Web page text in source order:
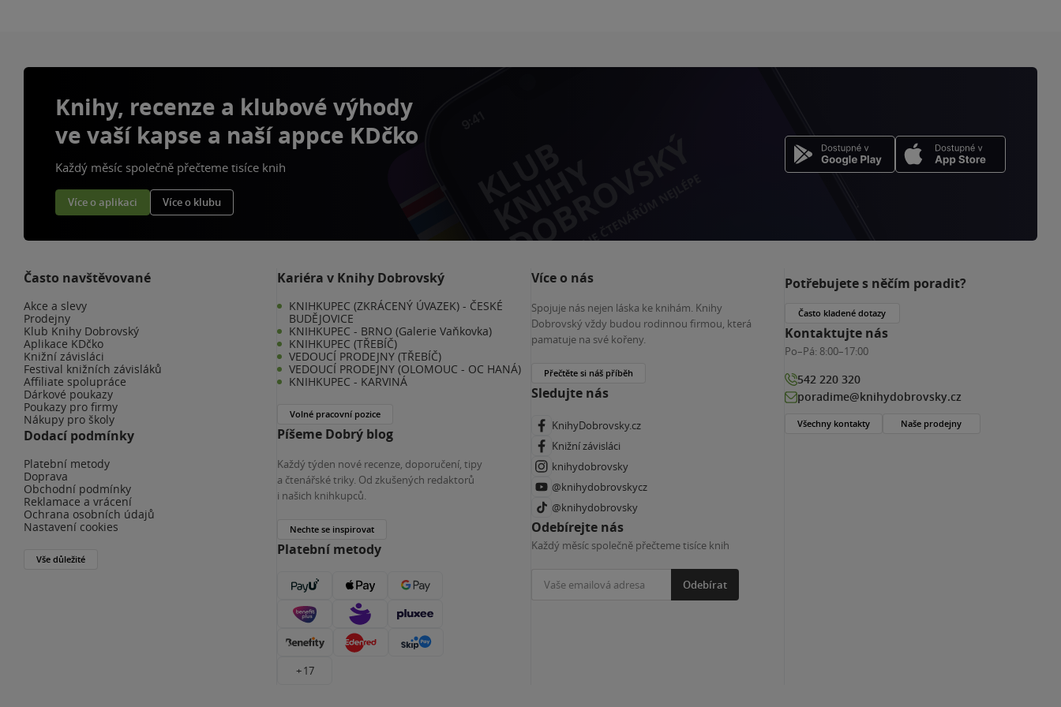
Knihy, recenze a klubové výhody
ve vaší kapse a naší appce KDčko
Každý měsíc společně přečteme tisíce knih
Více o aplikaci Více o klubu
Často navštěvované
Akce a slevy
Prodejny
Klub Knihy Dobrovský
Aplikace KDčko
Knižní závisláci
Festival knižních závisláků
Affiliate spolupráce
Dárkové poukazy
Poukazy pro firmy
Nákupy pro školy
Dodací podmínky
Platební metody
Doprava
Obchodní podmínky
Reklamace a vrácení
Ochrana osobních údajů
Nastavení cookies
Vše důležité
Kariéra v Knihy Dobrovský
KNIHKUPEC (ZKRÁCENÝ ÚVAZEK) - ČESKÉ
BUDĚJOVICE
KNIHKUPEC - BRNO (Galerie Vaňkovka)
KNIHKUPEC (TŘEBÍČ)
VEDOUCÍ PRODEJNY (TŘEBÍČ)
VEDOUCÍ PRODEJNY (OLOMOUC - OC HANÁ)
KNIHKUPEC - KARVINÁ
Volné pracovní pozice
Píšeme Dobrý blog
Každý týden nové recenze, doporučení, tipy
a čtenářské triky. Od zkušených redaktorů
i našich knihkupců.
Nechte se inspirovat
Platební metody
+ 17
Více o nás
Spojuje nás nejen láska ke knihám. Knihy
Dobrovský vždy budou rodinnou firmou, která
pamatuje na své kořeny.
Přečtěte si náš příběh
Sledujte nás
KnihyDobrovsky.cz
Knižní závisláci
knihydobrovsky
@knihydobrovskycz
@knihydobrovsky
Odebírejte nás
Každý měsíc společně přečteme tisíce knih
Odebírat
Potřebujete s něčím poradit?
Často kladené dotazy
Kontaktujte nás
Po–Pá: 8:00–17:00
542 220 320
poradime@knihydobrovsky.cz
Všechny kontakty Naše prodejny